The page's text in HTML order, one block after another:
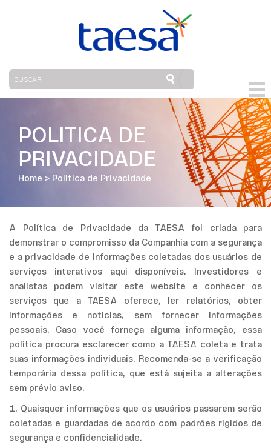
POLITICA DE
PRIVACIDADE
Home > Politica de Privacidade
A Política de Privacidade da TAESA foi criada para
demonstrar o compromisso da Companhia com a segurança
e a privacidade de informações coletadas dos usuários de
serviços interativos aqui disponíveis. Investidores e
analistas podem visitar este website e conhecer os
serviços que a TAESA oferece, ler relatórios, obter
informações e notícias, sem fornecer informações
pessoais. Caso você forneça alguma informação, essa
política procura esclarecer como a TAESA coleta e trata
suas informações individuais. Recomenda-se a verificação
temporária dessa política, que está sujeita a alterações
sem prévio aviso.
1. Quaisquer informações que os usuários passarem serão
coletadas e guardadas de acordo com padrões rígidos de
segurança e confidencialidade.